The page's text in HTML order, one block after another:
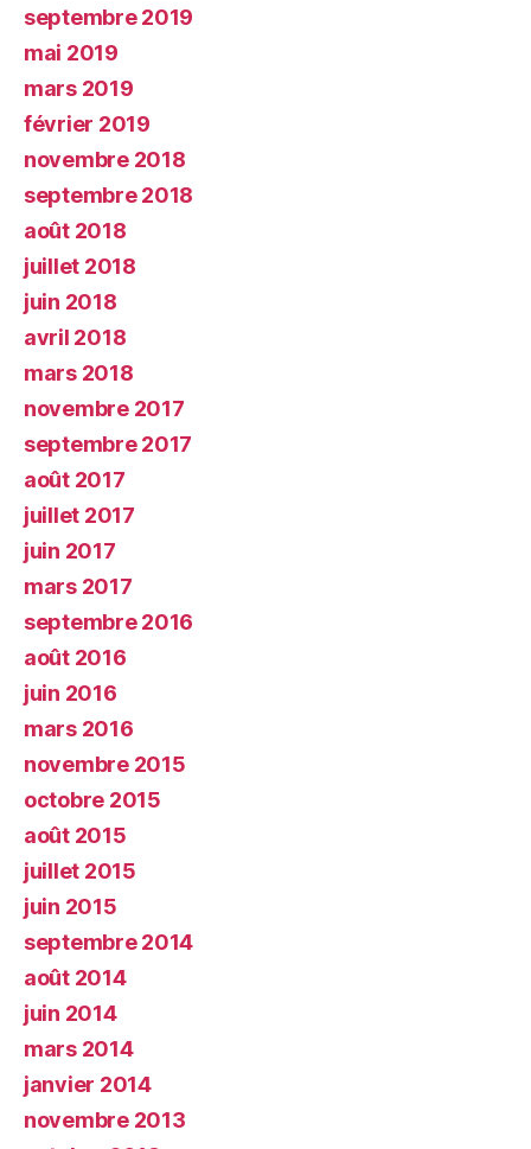
septembre 2019
mai 2019
mars 2019
février 2019
novembre 2018
septembre 2018
août 2018
juillet 2018
juin 2018
avril 2018
mars 2018
novembre 2017
septembre 2017
août 2017
juillet 2017
juin 2017
mars 2017
septembre 2016
août 2016
juin 2016
mars 2016
novembre 2015
octobre 2015
août 2015
juillet 2015
juin 2015
septembre 2014
août 2014
juin 2014
mars 2014
janvier 2014
novembre 2013